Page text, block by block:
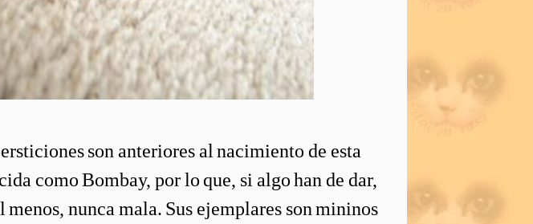
son anteriores al nacimiento de esta
como Bombay, por lo que, si algo han de dar,
menos, nunca mala. Sus ejemplares son mininos